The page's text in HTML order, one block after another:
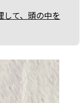
して、頭の中を